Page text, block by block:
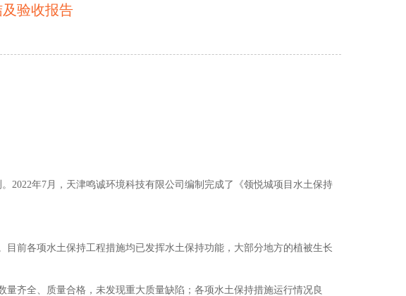
验收报告
2022年7月，天津鸣诚环境科技有限公司编制完成了《领悦城项目水土保持
前各项水土保持工程措施均已发挥水土保持功能，大部分地方的植被生长
齐全、质量合格，未发现重大质量缺陷；各项水土保持措施运行情况良